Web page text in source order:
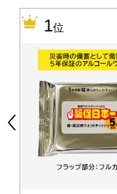
1位